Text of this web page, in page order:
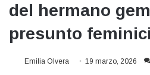
del hermano
presunto
Emilia Olvera 19 marzo, 2026